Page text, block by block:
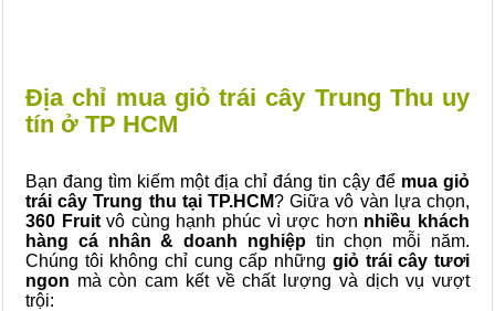
Địa chỉ mua giỏ trái cây Trung Thu uy
tín ở TP HCM
Bạn đang tìm kiếm một địa chỉ đáng tin cậy để mua giỏ
trái cây Trung thu tại TP.HCM? Giữa vô vàn lựa chọn,
360 Fruitvô cùng hạnh phúc vì ược hơn nhiều khách
hàng cá nhân & doanh nghiệptin chọn mỗi năm.
Chúng tôi không chỉ cung cấp những giỏ trái cây tươi
ngon mà còn cam kết về chất lượng và dịch vụ vượt
trội: